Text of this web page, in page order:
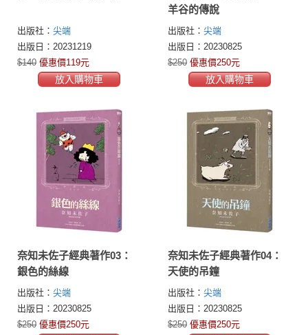
出版社： 尖端
出版日：20231219
$140 優惠價119元
放入購物車
羊谷的傳說
出版社： 尖端
出版日：20230825
$250 優惠價250元
放入購物車
奈知未佐子經典著作03：
銀色的絲線
出版社： 尖端
出版日：20230825
$250 優惠價250元
奈知未佐子經典著作04：
天使的吊鐘
出版社： 尖端
出版日：20230825
$250 優惠價250元